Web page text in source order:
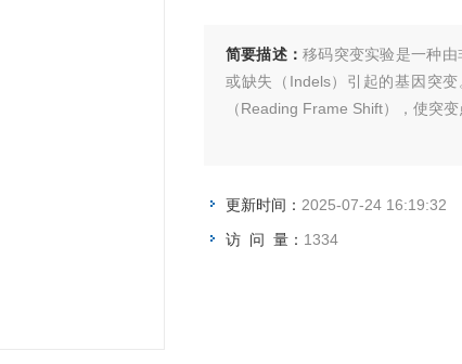
简要描述： 移码突变实验是一种
或缺失（Indels）引起的基因突
（Reading Frame Shift），使突
更新时间： 2025-07-24 16:19:32
访 问 量： 1334